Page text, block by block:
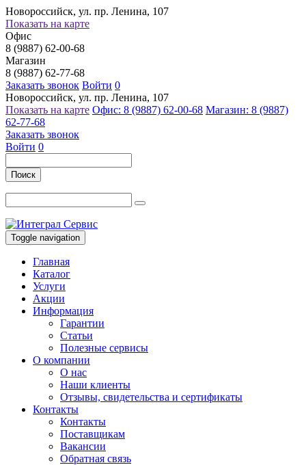
Новороссийск, ул. пр. Ленина, 107
Показать на карте
Офис
8 (9887) 62-00-68
Магазин
8 (9887) 62-77-68
Заказать звонок Войти 0
Новороссийск, ул. пр. Ленина, 107
Показать на карте Офис: 8 (9887) 62-00-68 Магазин: 8 (9887)
62-77-68
Заказать звонок
Войти 0
Поиск
Toggle navigation
Главная
Каталог
Услуги
Акции
Информация
Гарантии
Статьи
Полезные сервисы
О компании
О нас
Наши клиенты
Отзывы, свидетельства и сертификаты
Контакты
Контакты
Поставщикам
Вакансии
Обратная связь